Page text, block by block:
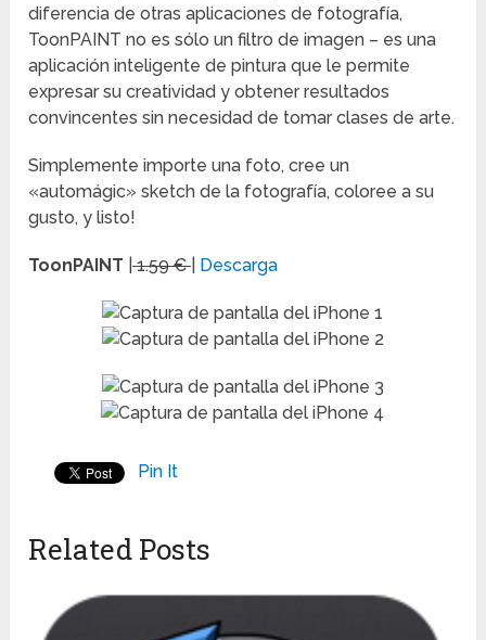
diferencia de otras aplicaciones de fotografía,
ToonPAINT no es sólo un filtro de imagen – es una
aplicación inteligente de pintura que le permite
expresar su creatividad y obtener resultados
convincentes sin necesidad de tomar clases de arte.
Simplemente importe una foto, cree un
«automágic» sketch de la fotografía, coloree a su
gusto, y listo!
ToonPAINT |1.59 € Descarga
Pin It
Related Posts